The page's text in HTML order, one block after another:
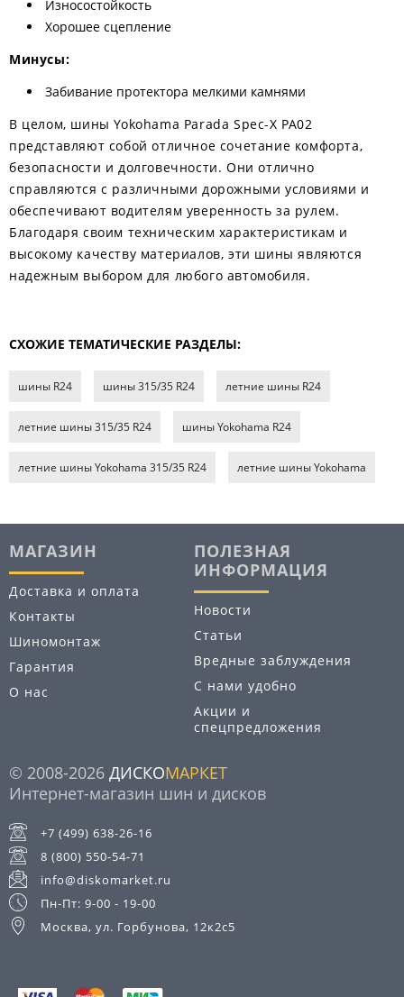
Износостойкость
Хорошее сцепление
Минусы:
Забивание протектора мелкими камнями
В целом, шины Yokohama Parada Spec-X PA02
представляют собой отличное сочетание комфорта,
безопасности и долговечности. Они отлично
справляются с различными дорожными условиями и
обеспечивают водителям уверенность за рулем.
Благодаря своим техническим характеристикам и
высокому качеству материалов, эти шины являются
надежным выбором для любого автомобиля.
СХОЖИЕ ТЕМАТИЧЕСКИЕ РАЗДЕЛЫ:
шины R24 шины 315/35 R24 летние шины R24
летние шины 315/35 R24 шины Yokohama R24
летние шины Yokohama 315/35 R24 летние шины Yokohama
МАГАЗИН
Доставка и оплата
Контакты
Шиномонтаж
Гарантия
О нас
ПОЛЕЗНАЯ
ИНФОРМАЦИЯ
Новости
Статьи
Вредные заблуждения
С нами удобно
Акции и
спецпредложения
© 2008-2026 ДИСКОМАРКЕТ
Интернет-магазин шин и дисков
+7 (499) 638-26-16
8 (800) 550-54-71
info@diskomarket.ru
Пн-Пт: 9-00 - 19-00
Москва, ул. Горбунова, 12к2с5